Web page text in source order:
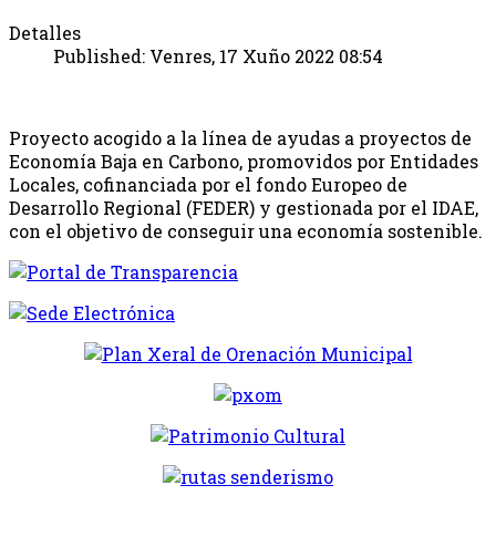
Detalles
Published: Venres, 17 Xuño 2022 08:54
Proyecto acogido a la línea de ayudas a proyectos de
Economía Baja en Carbono, promovidos por Entidades
Locales, cofinanciada por el fondo Europeo de
Desarrollo Regional (FEDER) y gestionada por el IDAE,
con el objetivo de conseguir una economía sostenible.